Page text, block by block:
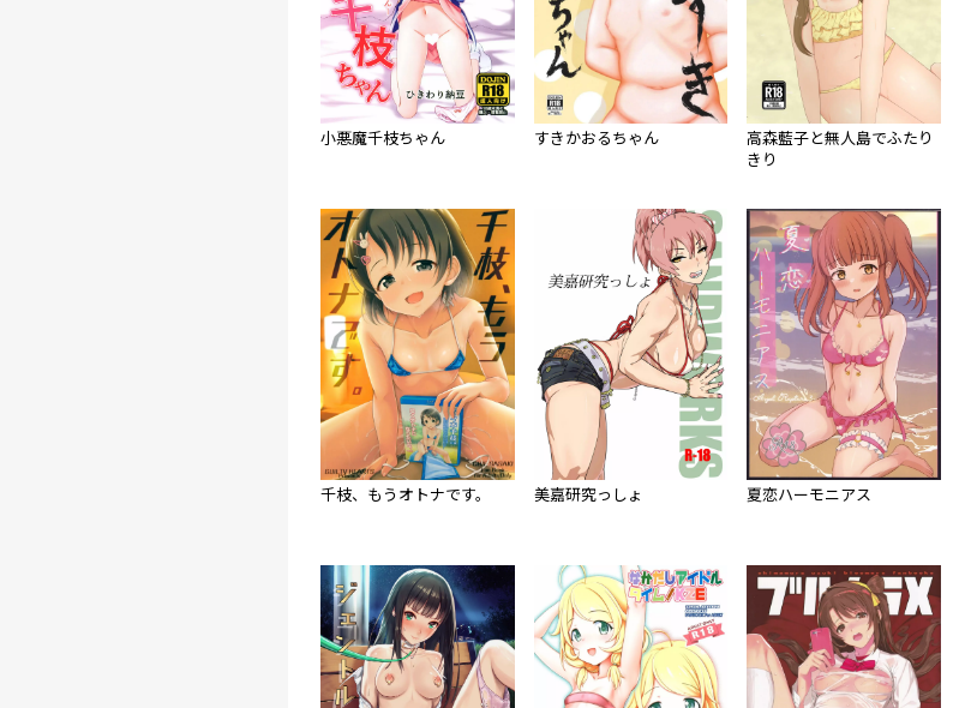
小悪魔千枝ちゃん すきかおるちゃん
高森藍子と無人島でふたり
きり
千枝、もうオトナです。 美嘉研究っしょ 夏恋ハーモニアス